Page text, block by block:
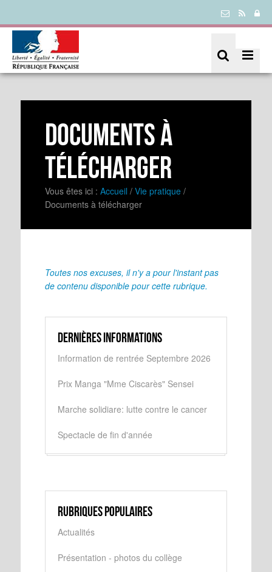
Documents à
télécharger
Vous êtes ici : Accueil / Vie pratique /
Documents à télécharger
Toutes nos excuses, il n'y a pour l'instant pas
de contenu disponible pour cette rubrique.
Dernières informations
Information de rentrée Septembre 2026
Prix Manga "Mme Ciscarès" Sensei
Marche solidiare: lutte contre le cancer
Spectacle de fin d'année
Rubriques populaires
Actualités
Présentation - photos du collège